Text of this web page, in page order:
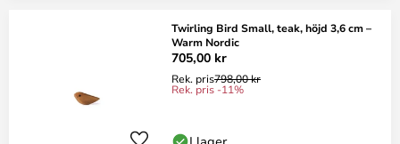
Twirling Bird Small, teak, höjd 3,6 cm –
Warm Nordic
705,00 kr
Rek. pris798,00 kr
Rek. pris -11%